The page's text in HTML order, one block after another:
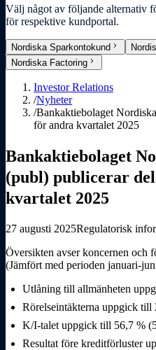
Välj något av följande alternativ
för respektive kundportal.
Nordiska Sparkontokund chevron_right
Nordiska Factoring chevron_right
Investor Relations
/Nyheter
/Bankaktiebolaget
för andra kvartalet 2025
Bankaktiebolaget
(publ) publicerar
kvartalet 2025
27 augusti 2025Regulatorisk
Översikten avser koncernen och
(Jämfört med perioden januari-
Utlåning till allmänheten
Rörelseintäkterna uppgick till
K/I-talet uppgick till 56,7 %
Resultat före kreditförluster